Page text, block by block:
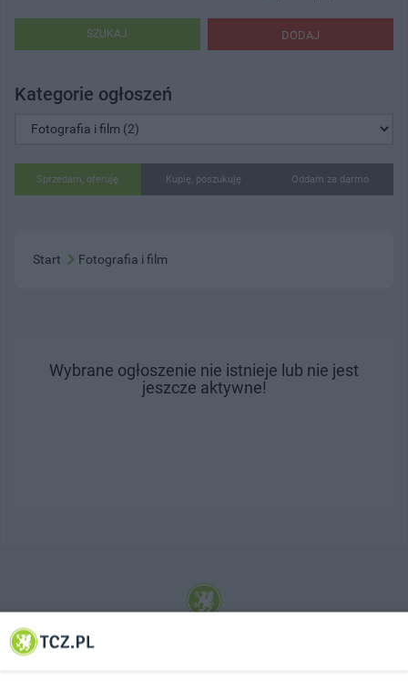
DODAJ
SZUKAJ
Kategorie ogłoszeń
Sprzedam, oferuję Kupię, poszukuję Oddam za darmo
Start Fotografia i film
Wybrane ogłoszenie nie istnieje lub nie jest
jeszcze aktywne!
© 2001-2026 Tczew - TCZ.PL Sp. z o.o. Internetowy Serwis Informacyjny Miasta